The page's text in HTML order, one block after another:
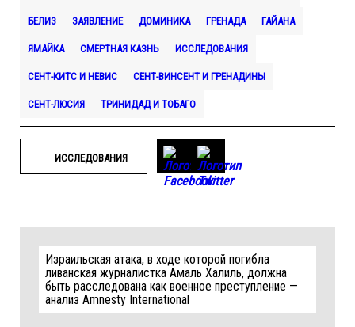
БЕЛИЗ ЗАЯВЛЕНИЕ ДОМИНИКА ГРЕНАДА ГАЙАНА
ЯМАЙКА СМЕРТНАЯ КАЗНЬ ИССЛЕДОВАНИЯ
СЕНТ-КИТС И НЕВИС СЕНТ-ВИНСЕНТ И ГРЕНАДИНЫ
СЕНТ-ЛЮСИЯ ТРИНИДАД И ТОБАГО
ИССЛЕДОВАНИЯ
Израильская атака, в ходе которой погибла
ливанская журналистка Амаль Халиль, должна
быть расследована как военное преступление —
анализ Amnesty International